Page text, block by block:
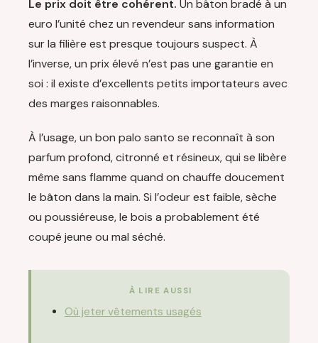
Le prix doit être cohérent. Un bâton bradé à un
euro l’unité chez un revendeur sans information
sur la filière est presque toujours suspect. À
l’inverse, un prix élevé n’est pas une garantie en
soi : il existe d’excellents petits importateurs avec
des marges raisonnables.
À l’usage, un bon palo santo se reconnaît à son
parfum profond, citronné et résineux, qui se libère
même sans flamme quand on chauffe doucement
le bâton dans la main. Si l’odeur est faible, sèche
ou poussiéreuse, le bois a probablement été
coupé jeune ou mal séché.
À LIRE AUSSI
Où jeter vêtements usagés